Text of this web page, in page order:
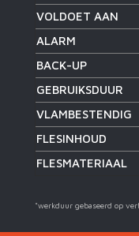
VOLDOET AAN
ALARM
BACK-UP
GEBRUIKSDUUR
VLAMBESTENDIG
FLESINHOUD
FLESMATERIAAL
*werkduur gebaseerd op